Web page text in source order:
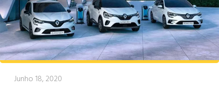
Junho 18, 2020